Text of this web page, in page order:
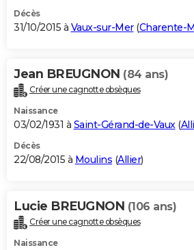
Décès
31/10/2015 à Vaux-sur-Mer(Charente-
Jean BREUGNON (84 ans)
Créer une cagnotte obsèques
Naissance
03/02/1931 à Saint-Gérand-de-Vaux(
Décès
22/08/2015 à Moulins (Allier)
Lucie BREUGNON (106 ans)
Créer une cagnotte obsèques
Naissance